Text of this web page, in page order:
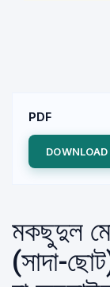
PDF
DOWNLOAD
মকছুদুল
(সাদা-